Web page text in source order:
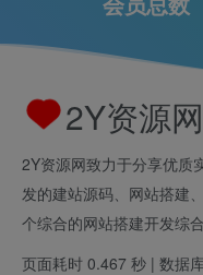
会员总数
2Y资源
2Y资源网致力于分享优质
发的建站源码、网站搭建
个综合的网站搭建开发综
页面耗时 0.467 秒 | 数据